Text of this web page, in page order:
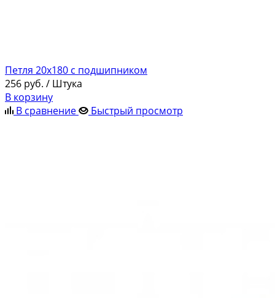
Петля 20х180 с подшипником
256 руб. / Штука
В корзину
В сравнение
Быстрый просмотр